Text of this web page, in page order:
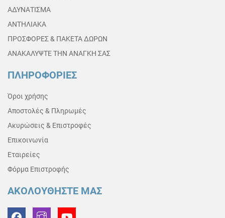
ΑΔΥΝΑΤΙΣΜΑ
ΑΝΤΗΛΙΑΚΑ
ΠΡΟΣΦΟΡΕΣ & ΠΑΚΕΤΑ ΔΩΡΩΝ
ΑΝΑΚΑΛΥΨΤΕ ΤΗΝ ΑΝΑΓΚΗ ΣΑΣ
ΠΛΗΡΟΦΟΡΙΕΣ
Όροι χρήσης
Αποστολές & Πληρωμές
Ακυρώσεις & Επιστροφές
Επικοινωνία
Εταιρείες
Φόρμα Επιστροφής
ΑΚΟΛΟΥΘΗΣΤΕ ΜΑΣ